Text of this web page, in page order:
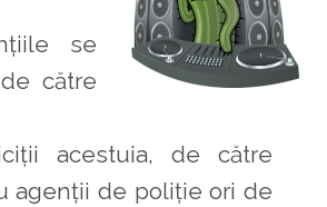
se
către
acestuia, de către
agenții de poliție ori de